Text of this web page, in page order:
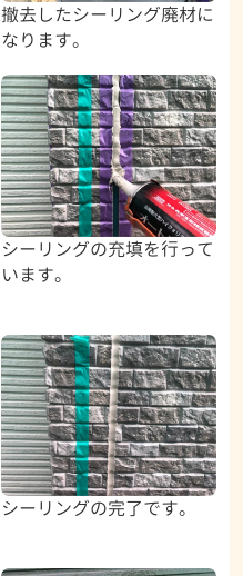
撤去したシーリング廃材に
なります。
シーリングの充填を行って
います。
シーリングの完了です。